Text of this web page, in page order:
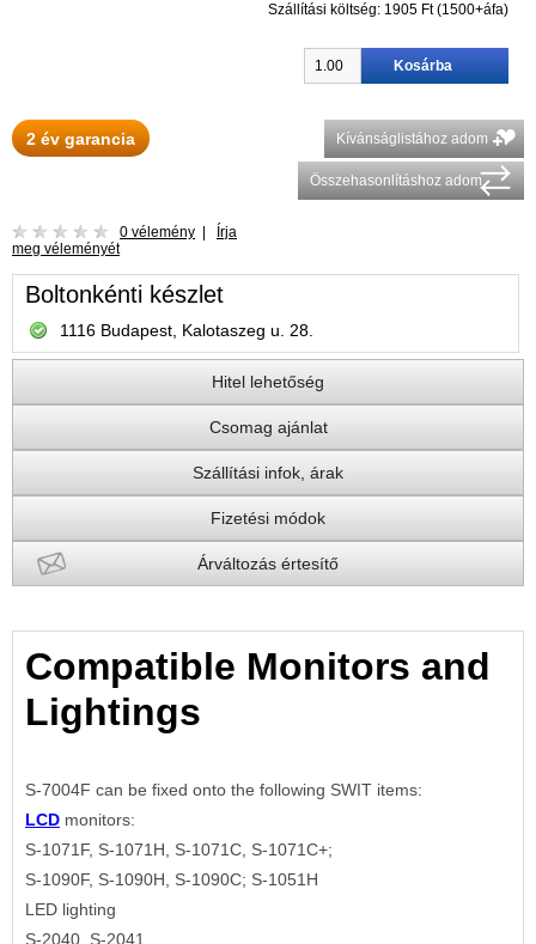
Szállítási költség: 1905 Ft (1500+áfa)
2 év garancia Kívánságlistához adom
Összehasonlításhoz adom
0 vélemény
Írja
meg véleményét
Boltonkénti készlet
1116 Budapest, Kalotaszeg u. 28.
Hitel lehetőség
Csomag ajánlat
Szállítási infok, árak
Fizetési módok
Árváltozás értesítő
Compatible Monitors and
Lightings
S-7004F can be fixed onto the following SWIT items:
LCD monitors:
S-1071F, S-1071H, S-1071C, S-1071C+;
S-1090F, S-1090H, S-1090C; S-1051H
LED lighting
S-2040, S-2041